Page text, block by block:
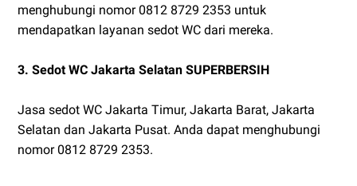
menghubungi nomor 0812 8729 2353 untuk
mendapatkan layanan sedot WC dari mereka.
3. Sedot WC Jakarta Selatan SUPERBERSIH
Jasa sedot WC Jakarta Timur, Jakarta Barat, Jakarta
Selatan dan Jakarta Pusat. Anda dapat menghubungi
nomor 0812 8729 2353.